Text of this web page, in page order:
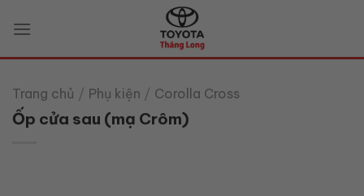
Trang chủ / Phụ kiện / Corolla Cross
Ốp cửa sau (mạ Crôm)